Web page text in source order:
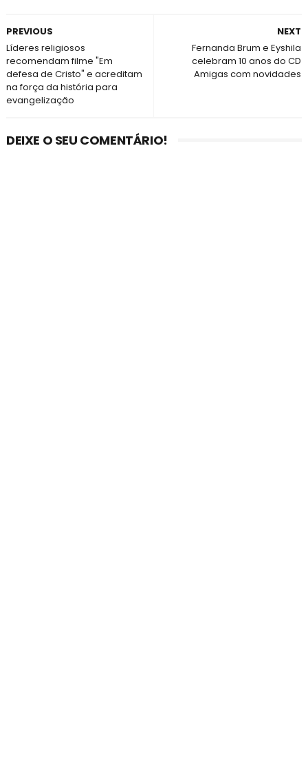
NEXT
Fernanda Brum e Eyshila
celebram 10 anos do CD
Amigas com novidades
PREVIOUS
Líderes religiosos
recomendam filme "Em
defesa de Cristo" e acreditam
na força da história para
evangelização
DEIXE O SEU COMENTÁRIO!